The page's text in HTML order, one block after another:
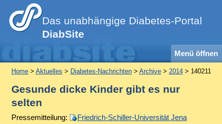
Das unabhängige Diabetes-Portal
DiabSite
Menü öffnen
Home> Aktuelles > Diabetes-Nachrichten> Archive> 2014> 140211
Gesunde dicke Kinder gibt es nur
selten
Pressemitteilung: Friedrich-Schiller-Universität Jena